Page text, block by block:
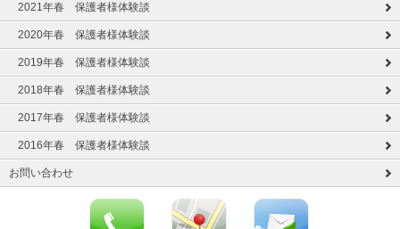
2021年春 保護者様体験談
2020年春 保護者様体験談
2019年春 保護者様体験談
2018年春 保護者様体験談
2017年春 保護者様体験談
2016年春 保護者様体験談
お問い合わせ